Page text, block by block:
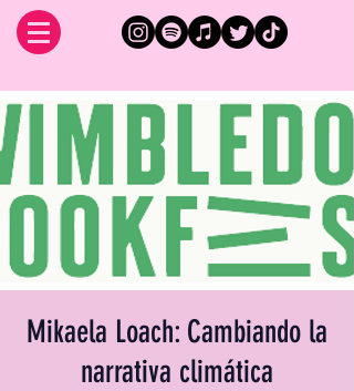
Mikaela Loach: Cambiando la
narrativa climática